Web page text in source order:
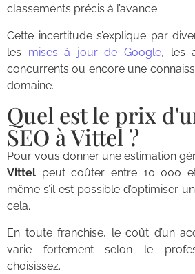
classements précis à l’avance.
Cette incertitude s’explique par
les mises à jour de Google, les
concurrents ou encore une
domaine.
Quel est le prix
SEO à Vittel ?
Pour vous donner une estimation
Vittel peut coûter entre 10 000
même s’il est possible d’optimiser
cela.
En toute franchise, le coût d’un
varie fortement selon le
choisissez.